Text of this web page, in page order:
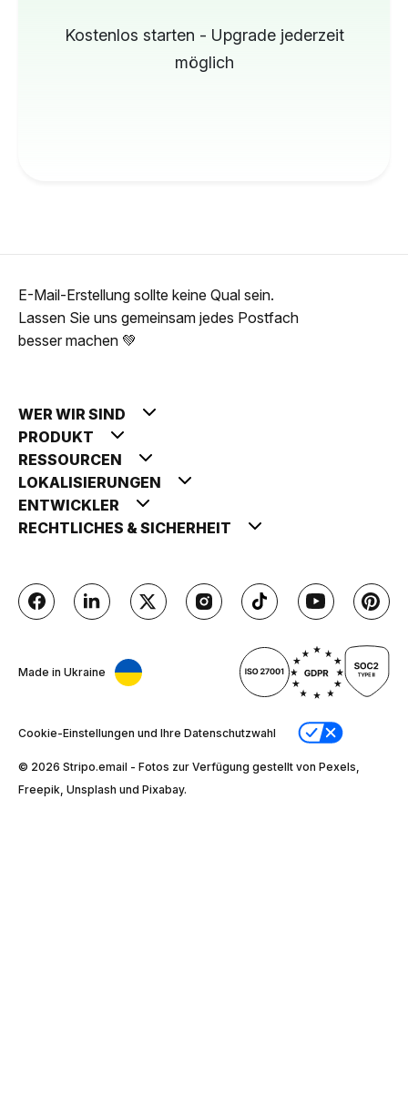
Kostenlos starten - Upgrade jederzeit
möglich
E-Mail-Erstellung sollte keine Qual sein.
Lassen Sie uns gemeinsam jedes Postfach
besser machen 💚
WER WIR SIND
PRODUKT
RESSOURCEN
LOKALISIERUNGEN
ENTWICKLER
RECHTLICHES & SICHERHEIT
Made in Ukraine
Cookie-Einstellungen und Ihre Datenschutzwahl
© 2026 Stripо.email - Fotos zur Verfügung gestellt von Pexels,
Freepik, Unsplash und Pixabay.